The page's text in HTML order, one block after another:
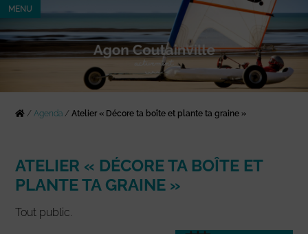
MENU
/Agenda /Atelier « Décore ta boîte et plante ta graine »
ATELIER « DÉCORE TA BOÎTE ET
PLANTE TA GRAINE »
Tout public.